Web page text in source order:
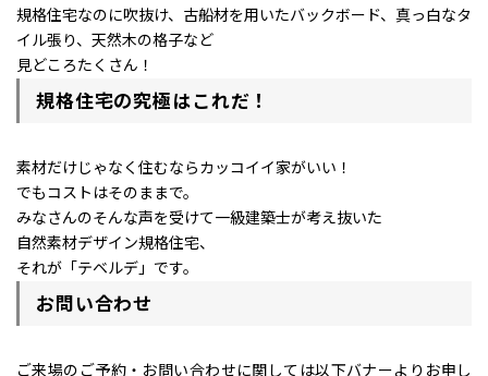
規格住宅なのに吹抜け、古船材を用いたバックボード、真っ白なタ
イル張り、天然木の格子など
見どころたくさん！
規格住宅の究極はこれだ！
素材だけじゃなく住むならカッコイイ家がいい！
でもコストはそのままで。
みなさんのそんな声を受けて一級建築士が考え抜いた
自然素材デザイン規格住宅、
それが「テベルデ」です。
お問い合わせ
ご来場のご予約・お問い合わせに関しては以下バナーよりお申し